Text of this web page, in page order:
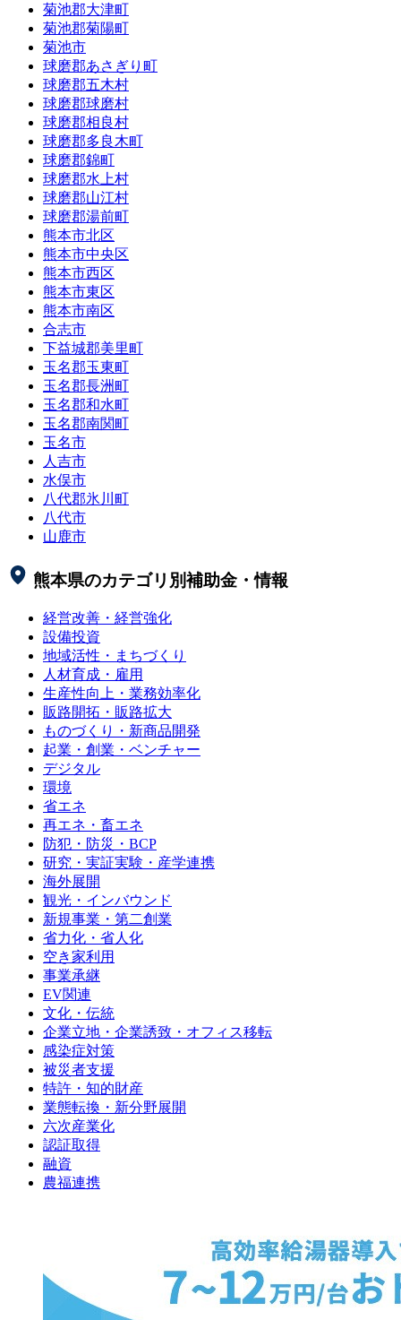
菊池郡大津町
菊池郡菊陽町
菊池市
球磨郡あさぎり町
球磨郡五木村
球磨郡球磨村
球磨郡相良村
球磨郡多良木町
球磨郡錦町
球磨郡水上村
球磨郡山江村
球磨郡湯前町
熊本市北区
熊本市中央区
熊本市西区
熊本市東区
熊本市南区
合志市
下益城郡美里町
玉名郡玉東町
玉名郡長洲町
玉名郡和水町
玉名郡南関町
玉名市
人吉市
水俣市
八代郡氷川町
八代市
山鹿市
熊本県のカテゴリ別補助金・情報
経営改善・経営強化
設備投資
地域活性・まちづくり
人材育成・雇用
生産性向上・業務効率化
販路開拓・販路拡大
ものづくり・新商品開発
起業・創業・ベンチャー
デジタル
環境
省エネ
再エネ・畜エネ
防犯・防災・BCP
研究・実証実験・産学連携
海外展開
観光・インバウンド
新規事業・第二創業
省力化・省人化
空き家利用
事業承継
EV関連
文化・伝統
企業立地・企業誘致・オフィス移転
感染症対策
被災者支援
特許・知的財産
業態転換・新分野展開
六次産業化
認証取得
融資
農福連携